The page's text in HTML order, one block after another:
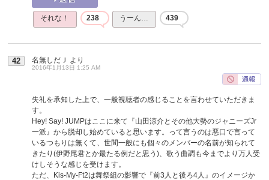
それな！ 238 うーん… 439
42 名無しだＪ より
2016年1月13日 1:25 AM
失礼を承知した上で、一般視聴者の感じることを言わせていただきま
す。
Hey! Say! JUMPはここに来て『山田涼介とその他大勢のジャニーズJr
一派』から脱却し始めていると思います。って言うのは悪口で言って
いるつもりは無くて、世間一般にも個々のメンバーの名前が知られて
きたり(伊野尾君とか最たる例だと思う)、歌う曲調も今までより万人受
けしそうな感じを受けます。
ただ、Kis-My-Ft2は舞祭組の影響で『前3人と後ろ4人』のイメージか